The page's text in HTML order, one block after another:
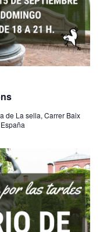
de La sella, Carrer Baix